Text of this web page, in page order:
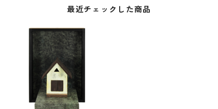
最近チェックした商品